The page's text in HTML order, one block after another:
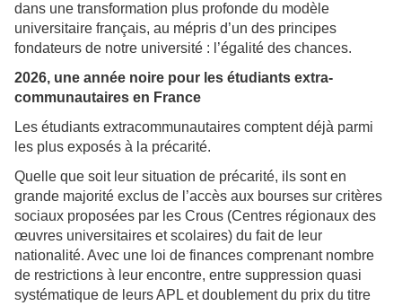
dans une transformation plus profonde du modèle
universitaire français, au mépris d’un des principes
fondateurs de notre université : l’égalité des chances.
2026, une année noire pour les étudiants extra-
communautaires en France
Les étudiants extracommunautaires comptent déjà parmi
les plus exposés à la précarité.
Quelle que soit leur situation de précarité, ils sont en
grande majorité exclus de l’accès aux bourses sur critères
sociaux proposées par les Crous (Centres régionaux des
œuvres universitaires et scolaires) du fait de leur
nationalité. Avec une loi de finances comprenant nombre
de restrictions à leur encontre, entre suppression quasi
systématique de leurs APL et doublement du prix du titre